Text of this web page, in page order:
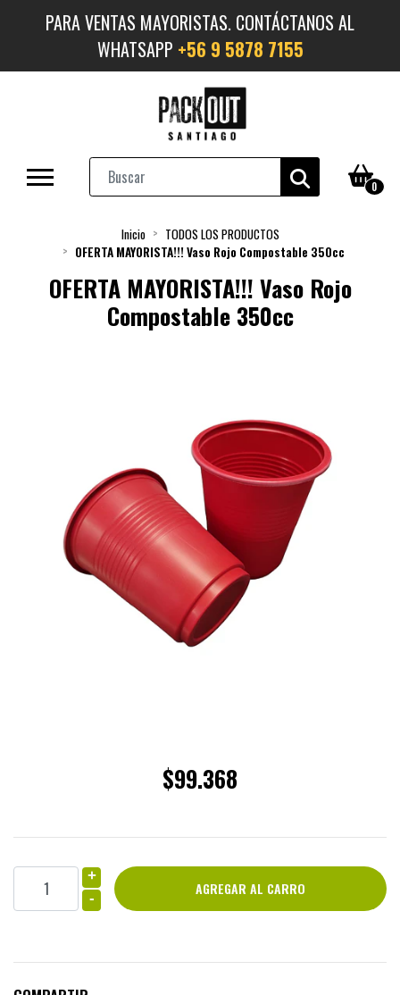
PARA VENTAS MAYORISTAS. CONTÁCTANOS AL
WHATSAPP +56 9 5878 7155
0
Inicio
TODOS LOS PRODUCTOS
OFERTA MAYORISTA!!! Vaso Rojo Compostable 350cc
OFERTA MAYORISTA!!! Vaso Rojo
Compostable 350cc
$99.368
+
-